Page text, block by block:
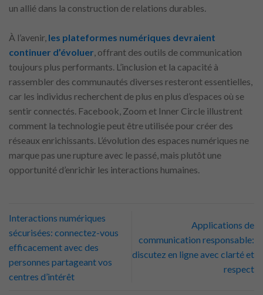
un allié dans la construction de relations durables.
À l’avenir, les plateformes numériques devraient
continuer d’évoluer , offrant des outils de communication
toujours plus performants. L’inclusion et la capacité à
rassembler des communautés diverses resteront essentielles,
car les individus recherchent de plus en plus d’espaces où se
sentir connectés. Facebook, Zoom et Inner Circle illustrent
comment la technologie peut être utilisée pour créer des
réseaux enrichissants. L’évolution des espaces numériques ne
marque pas une rupture avec le passé, mais plutôt une
opportunité d’enrichir les interactions humaines.
Interactions numériques
sécurisées: connectez-vous
efficacement avec des
personnes partageant vos
centres d’intérêt
Applications de
communication responsable:
discutez en ligne avec clarté et
respect